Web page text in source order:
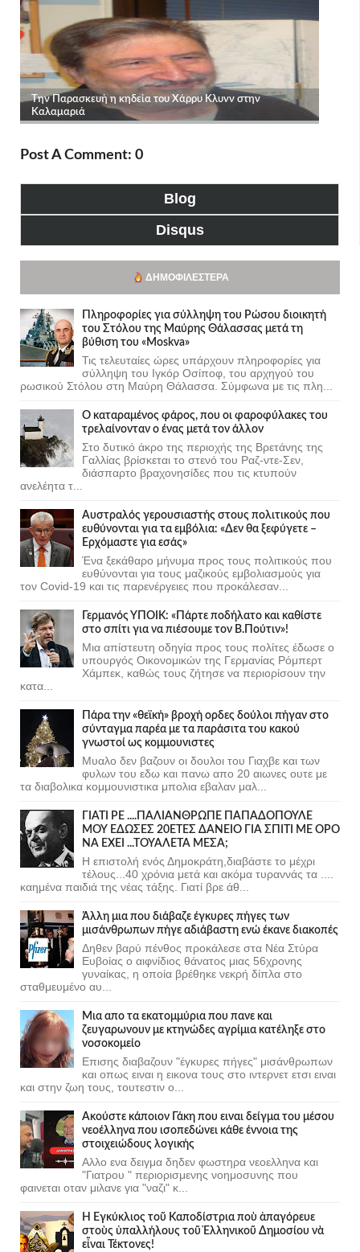
Post A Comment: 0
Blog
Disqus
ΔΗΜΟΦΙΛΈΣΤΕΡΑ
Πληροφορίες για σύλληψη του Ρώσου διοικητή
του Στόλου της Mαύρης Θάλασσας μετά τη
βύθιση του «Moskva»
Τις τελευταίες ώρες υπάρχουν πληροφορίες για
σύλληψη του Ιγκόρ Οσίποφ, του αρχηγού του
ρωσικού Στόλου στη Μαύρη Θάλασσα. Σύμφωνα με τις πλη...
Ο καταραμένος φάρος, που οι φαροφύλακες του
τρελαίνονταν ο ένας μετά τον άλλον
Στο δυτικό άκρο της περιοχής της Βρετάνης της
Γαλλίας βρίσκεται το στενό του Ραζ-ντε-Σεν,
διάσπαρτο βραχονησίδες που τις κτυπούν
ανελέητα τ...
Αυστραλός γερουσιαστής στους πολιτικούς που
ευθύνονται για τα εμβόλια: «Δεν θα ξεφύγετε –
Ερχόμαστε για εσάς»
Ένα ξεκάθαρο μήνυμα προς τους πολιτικούς που
ευθύνονται για τους μαζικούς εμβολιασμούς για
τον Covid-19 και τις παρενέργειες που προκάλεσαν...
Γερμανός ΥΠΟΙΚ: «Πάρτε ποδήλατο και καθίστε
στο σπίτι για να πιέσουμε τον Β.Πούτιν»!
Μια απίστευτη οδηγία προς τους πολίτες έδωσε ο
υπουργός Οικονομικών της Γερμανίας Ρόμπερτ
Χάμπεκ, καθώς τους ζήτησε να περιορίσουν την
κατα...
Πάρα την «θεϊκή» βροχή ορδες δούλοι πήγαν στο
σύνταγμα παρέα με τα παράσιτα του κακού
γνωστοί ως κομμουνιστες
Μυαλο δεν βαζουν οι δουλοι του Γιαχβε και των
φυλων του εδω και πανω απο 20 αιωνες ουτε με
τα διαβολικα κομμουνιστικα μπολια εβαλαν μαλ...
ΓΙΑΤΙ ΡΕ ....ΠΑΛΙΑΝΘΡΩΠΕ ΠΑΠΑΔΟΠΟΥΛΕ
ΜΟΥ ΕΔΩΣΕΣ 20ΕΤΕΣ ΔΑΝΕΙΟ ΓΙΑ ΣΠΙΤΙ ΜΕ ΟΡΟ
ΝΑ ΕΧΕΙ ...ΤΟΥΑΛΕΤΑ ΜΕΣΑ;
Η επιστολή ενός Δημοκράτη,διαβάστε το μέχρι
τέλους...40 χρόνια μετά και ακόμα τυραννάς τα ....
καημένα παιδιά της νέας τάξης. Γιατί βρε άθ...
Άλλη μια που διάβαζε έγκυρες πήγες των
μισάνθρωπων πήγε αδιάβαστη ενώ έκανε διακοπές
Δηθεν βαρύ πένθος προκάλεσε στα Νέα Στύρα
Ευβοίας ο αιφνίδιος θάνατος μιας 56χρονης
γυναίκας, η οποία βρέθηκε νεκρή δίπλα στο
σταθμευμένο αυ...
Μια απο τα εκατομμύρια που πανε και
ζευγαρωνουν με κτηνώδες αγρίμια κατέληξε στο
νοσοκομείο
Επισης διαβαζουν "έγκυρες πήγες" μισάνθρωπων
και οπως ειναι η εικονα τους στο ιντερνετ ετσι ειναι
και στην ζωη τους, τουτεστιν ο...
Ακούστε κάποιον Γάκη που ειναι δείγμα του μέσου
νεοέλληνα που ισοπεδώνει κάθε έννοια της
στοιχειώδους λογικής
Αλλο ενα δειγμα δηδεν φωστηρα νεοελληνα και
"Γιατρου " περιορισμενης νοημοσυνης που
φαινεται οταν μιλανε για "ναζι" κ...
Ἡ Ἐγκύκλιος τοῦ Καποδίστρια ποὺ ἀπαγόρευε
στοὺς ὑπαλλήλους τοῦ Ἑλληνικοῦ Δημοσίου νὰ
εἶναι Τέκτονες!